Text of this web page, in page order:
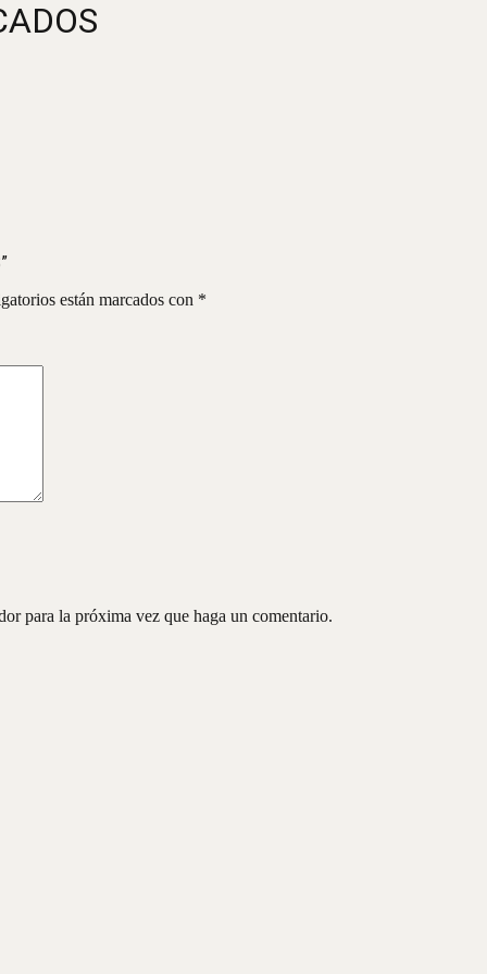
están marcados con *
para la próxima vez que haga un comentario.